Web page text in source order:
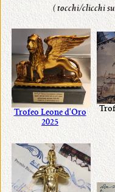
•
Mostre
ed
Eventi
( tocchi/clicchi
Trofeo Leone d'Oro
2025